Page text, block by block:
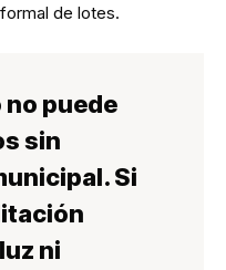
de lotes.
no puede
sin
Si
ni